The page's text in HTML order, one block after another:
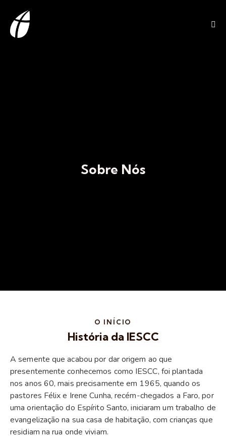
Sobre Nós
O INÍCIO
História da IESCC
A semente que acabou por dar origem ao que
presentemente conhecemos como IESCC, foi plantada
nos anos 60, mais precisamente em 1965, quando os
pastores Félix e Irene Cunha, recém-chegados a Faro, por
uma orientação do Espírito Santo, iniciaram um trabalho de
evangelização na sua casa de habitação, com crianças que
residiam na rua onde viviam.